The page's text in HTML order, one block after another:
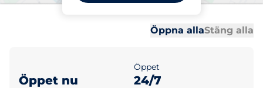
Öppna allaStäng alla
Öppet nu
Öppet
24/7